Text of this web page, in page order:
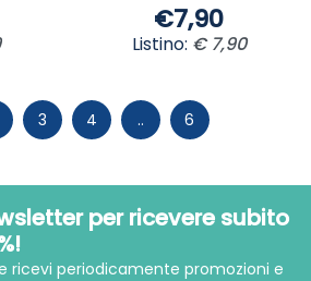
€7,90
Listino: € 7,90
3 4 .. 6
per ricevere subito
ricevi periodicamente promozioni e